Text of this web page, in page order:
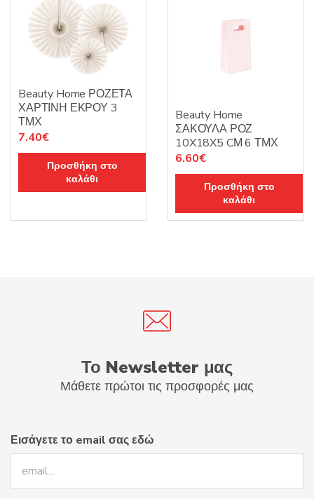
Beauty Home ΡΟΖΕΤΑ
ΧΑΡΤΙΝΗ ΕΚΡΟΥ 3
ΤΜΧ
7.40€
Προσθήκη στο
καλάθι
Beauty Home
ΣΑΚΟΥΛΑ ΡΟΖ
10X18X5 CΜ 6 ΤΜΧ
6.60€
Προσθήκη στο
καλάθι
Το Newsletter μας
Μάθετε πρώτοι τις προσφορές μας
Εισάγετε το email σας εδώ